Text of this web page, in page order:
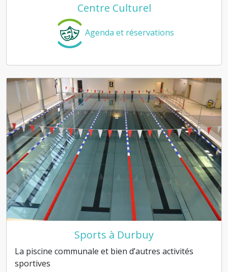
Centre Culturel
Agenda et réservations
Sports à Durbuy
La piscine communale et bien d’autres activités
sportives